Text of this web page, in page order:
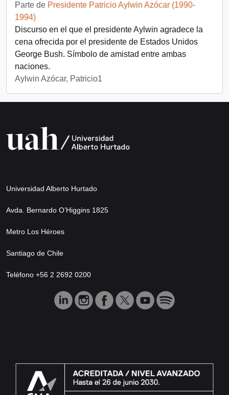
Parte de Presidente Patricio Aylwin Azócar (1990-
1994)
Discurso en el que el presidente Aylwin agradece la
cena ofrecida por el presidente de Estados Unidos
George Bush. Símbolo de amistad entre ambas
naciones.
Aylwin Azócar, Patricio1
Universidad Alberto Hurtado
Avda. Bernardo O’Higgins 1825
Metro Los Héroes
Santiago de Chile
Teléfono +56 2 2692 0200